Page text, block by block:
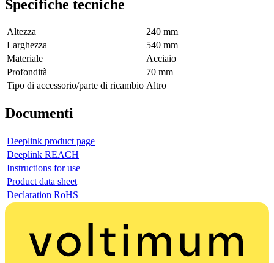
Specifiche tecniche
Altezza
240 mm
Larghezza
540 mm
Materiale
Acciaio
Profondità
70 mm
Tipo di accessorio/parte di ricambio Altro
Documenti
Deeplink product page
Deeplink REACH
Instructions for use
Product data sheet
Declaration RoHS